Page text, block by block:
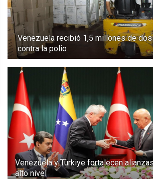
Venezuela recibió 1,5 millones de
contra la polio
Venezuela y Türkiye fortalecen
alto nivel